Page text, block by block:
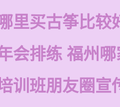
里买古筝比较
会排练 福州
训班朋友圈宣